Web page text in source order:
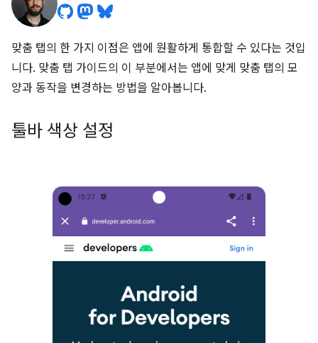
맞춤 탭의 한 가지 이점은 앱에 원활하게 통합할 수 있다는 것입
니다. 맞춤 탭 가이드의 이 부분에서는 앱에 맞게 맞춤 탭의 모
양과 동작을 변경하는 방법을 알아봅니다.
툴바 색상 설정